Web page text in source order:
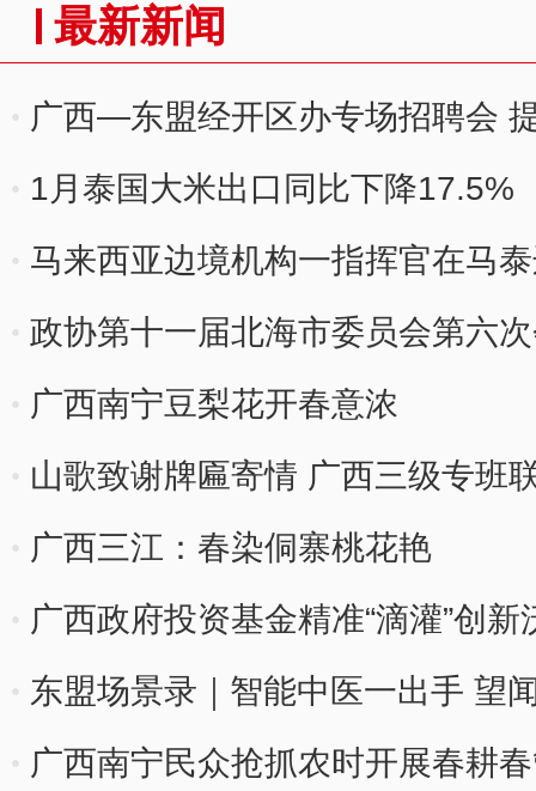
最新新闻
广西—东盟经开区办专场招聘会
1月泰国大米出口同比下降17.5%
马来西亚边境机构一指挥官在马
政协第十一届北海市委员会第六
广西南宁豆梨花开春意浓
山歌致谢牌匾寄情 广西三级专班
广西三江：春染侗寨桃花艳
广西政府投资基金精准“滴灌”创新
东盟场景录｜智能中医一出手 望
广西南宁民众抢抓农时开展春耕